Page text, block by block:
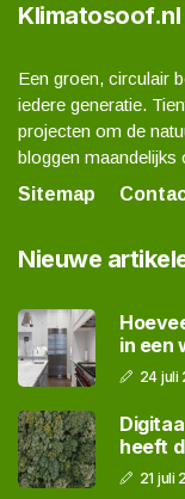
Klimatosoof.nl
Een groen, circulair
iedere generatie.
projecten om de
bloggen maandelijks
Sitemap
Nieuwe
in een
24 juli
heeft
21 juli